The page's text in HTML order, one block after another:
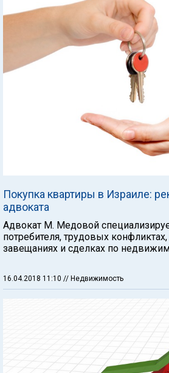
Покупка квартиры в Израиле:
адвоката
Адвокат М. Медовой
потребителя, трудовых
завещаниях и сделках по
16.04.2018 11:10 // Недвижимость